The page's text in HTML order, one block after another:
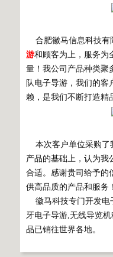
合肥徽马信息科技有
游和顾客为上，服务为
量！我公司产品种类聚
队电子导游，我们的客
赖，是我们不断打造精
本次客户单位采购了
产品的基础上，认为我
合适。感谢贵司给予的
供高品质的产品和服务！
徽马科技专门开发电
牙电子导游,无线导览
品已销往世界各地。